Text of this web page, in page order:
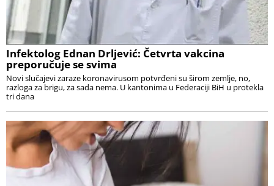
Infektolog Ednan Drljević: Četvrta vakcina
preporučuje se svima
Novi slučajevi zaraze koronavirusom potvrđeni su širom zemlje, no,
razloga za brigu, za sada nema. U kantonima u Federaciji BiH u protekla
tri dana